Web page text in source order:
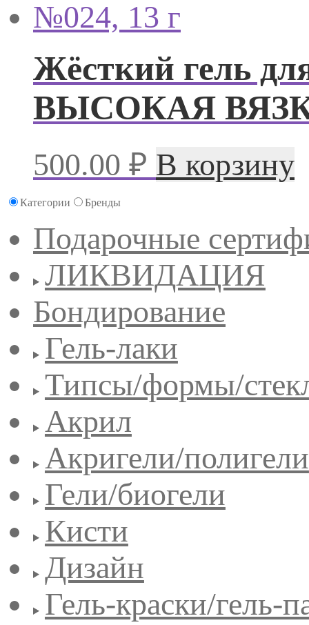
Жёсткий гель
ВЫСОКАЯ
500.00 ₽ В корзину
Категории Бренды
Подарочные
ЛИКВИДАЦИЯ
Бондирование
Гель-лаки
Типсы/формы/
Акрил
Акригели/полигели
Гели/биогели
Кисти
Дизайн
Гель-краски/гель-